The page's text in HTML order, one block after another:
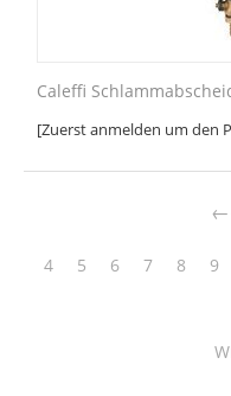
Caleffi
[Zuerst anmelden um den
4 5 6 7 8 9